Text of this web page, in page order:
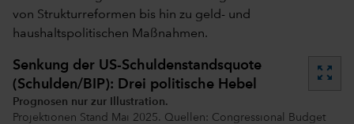
von Strukturreformen bis hin zu geld- und
haushaltspolitischen Maßnahmen.
Senkung der US-Schuldenstandsquote
(Schulden/BIP): Drei politische Hebel
zoom_out_map
Prognosen nur zur Illustration.
Projektionen Stand Mai 2025. Quellen: Congressional Budget